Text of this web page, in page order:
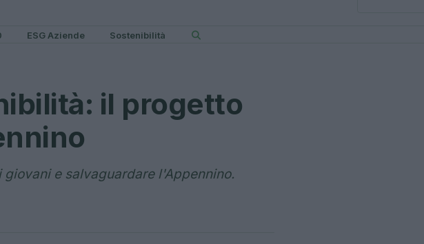
ESG Aziende Sostenibilità
il progetto
e salvaguardare l'Appennino.